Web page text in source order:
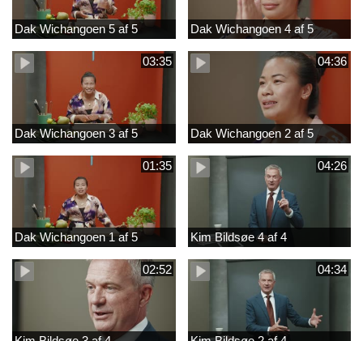
Dak Wichangoen 5 af 5 Dak Wichangoen 4 af 5
03:35
Dak Wichangoen 3 af 5
04:36
Dak Wichangoen 2 af 5
01:35
Dak Wichangoen 1 af 5
04:26
Kim Bildsøe 4 af 4
02:52 04:34